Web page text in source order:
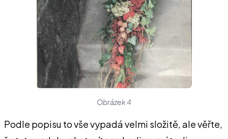
Obrázek 4
Podle popisu to vše vypadá velmi složitě, ale věřte,